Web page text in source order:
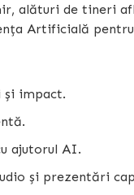
alături de tineri
Artificială
și impact.
ajutorul AI.
și prezentări